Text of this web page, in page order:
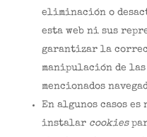
eliminación o
esta web ni sus
garantizar la
manipulación de las
mencionados
En algunos casos es
instalar cookies